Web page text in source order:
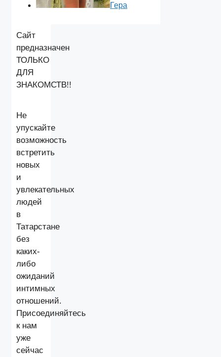
Гера
Сайт
предназначен
ТОЛЬКО
ДЛЯ
ЗНАКОМСТВ!!
Не
упускайте
возможность
встретить
новых
и
увлекательных
людей
в
Татарстане
без
каких-
либо
ожиданий
интимных
отношений.
Присоединяйтесь
к нам
уже
сейчас